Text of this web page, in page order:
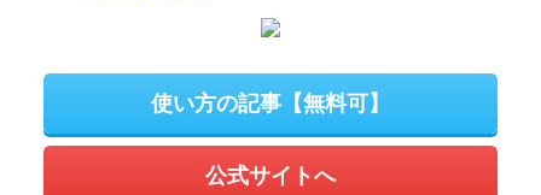
使い方の記事【無料可】
公式サイトへ